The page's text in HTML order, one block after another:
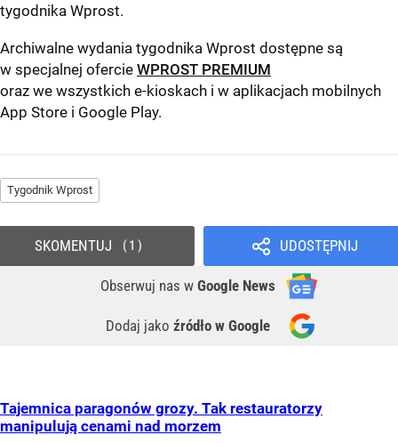
tygodnika Wprost.
Archiwalne wydania tygodnika Wprost dostępne są
w specjalnej ofercie WPROST PREMIUM
oraz we wszystkich e-kioskach i w aplikacjach mobilnych
App Store i Google Play.
Tygodnik Wprost
UDOSTĘPNIJ
Obserwuj nas w Google News
Dodaj jako źródło w Google
SKOMENTUJ 1
Tajemnica paragonów grozy. Tak restauratorzy
manipulują cenami nad morzem